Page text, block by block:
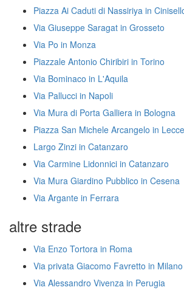
Piazza Ai Caduti di Nassiriya in
Via Giuseppe Saragat in Grosseto
Via Po in Monza
Piazzale Antonio Chiribiri in Torino
Via Bominaco in L'Aquila
Via Pallucci in Napoli
Via Mura di Porta Galliera in Bologna
Piazza San Michele Arcangelo in Lecce
Largo Zinzi in Catanzaro
Via Carmine Lidonnici in Catanzaro
Via Mura Giardino Pubblico in Cesena
Via Argante in Ferrara
altre strade
Via Enzo Tortora in Roma
Via privata Giacomo Favretto in Milano
Via Alessandro Vivenza in Perugia